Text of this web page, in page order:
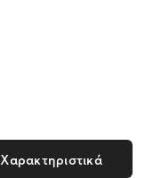
Χαρακτηριστικά